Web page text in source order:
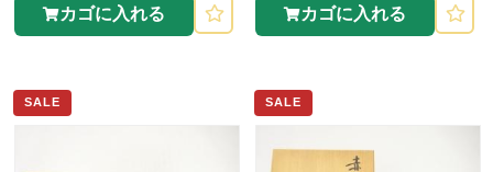
カゴに入れる カゴに入れる
SALE SALE